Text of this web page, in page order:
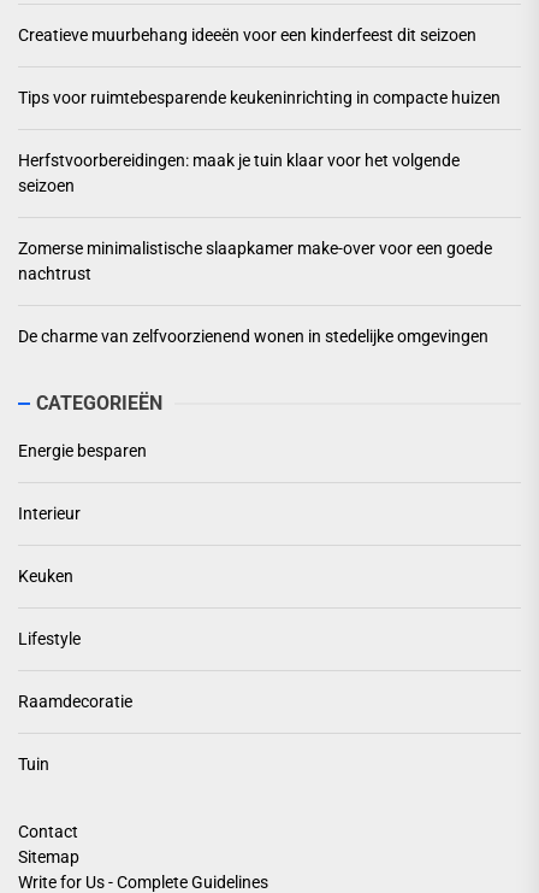
Creatieve muurbehang ideeën voor een kinderfeest dit seizoen
Tips voor ruimtebesparende keukeninrichting in compacte huizen
Herfstvoorbereidingen: maak je tuin klaar voor het volgende
seizoen
Zomerse minimalistische slaapkamer make-over voor een goede
nachtrust
De charme van zelfvoorzienend wonen in stedelijke omgevingen
CATEGORIEËN
Energie besparen
Interieur
Keuken
Lifestyle
Raamdecoratie
Tuin
Contact
Sitemap
Write for Us - Complete Guidelines